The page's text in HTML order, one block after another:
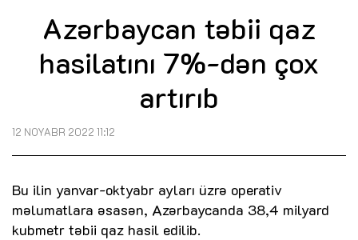
Azərbaycan təbii qaz
hasilatını 7%-dən çox
artırıb
12 NOYABR 2022 11:12
Bu ilin yanvar-oktyabr ayları üzrə operativ
məlumatlara əsasən, Azərbaycanda 38,4 milyard
kubmetr təbii qaz hasil edilib.